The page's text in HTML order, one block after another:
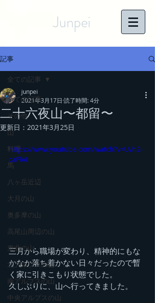
Junpei
記事
全ての記事
その他
山
料理
馬
八ヶ岳近辺
大月の山
奥多摩の山
高尾山周辺の山
東北の山
北アルプスの山
南アルプスの山
中央アルプスの山
全ての記事
二十六夜山〜都留〜
junpei
2021年3月17日 読了時間: 4分
更新日： 2021年3月25日
https://www.youtube.com/watch?v=Uvh2-
caFlAI
三月から職場が変わり、精神的にもな
かなか落ち着かない日々だったので暫
く家に引きこもり状態でした。
久しぶりに、山へ行ってきました。